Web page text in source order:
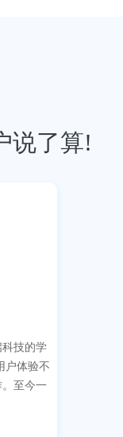
说了算!
技的学
户体验不
至今一